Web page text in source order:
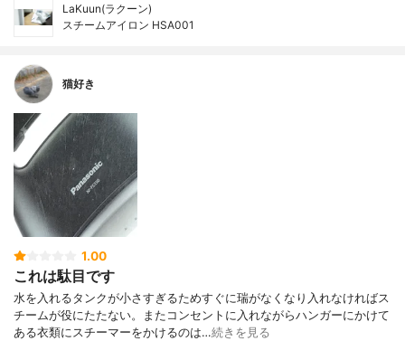
LaKuun(ラクーン)
スチームアイロン HSA001
猫好き
1.00
これは駄目です
水を入れるタンクが小さすぎるためすぐに瑞がなくなり入れなければス
チームが役にたたない。またコンセントに入れながらハンガーにかけて
ある衣類にスチーマーをかけるのは…続きを見る